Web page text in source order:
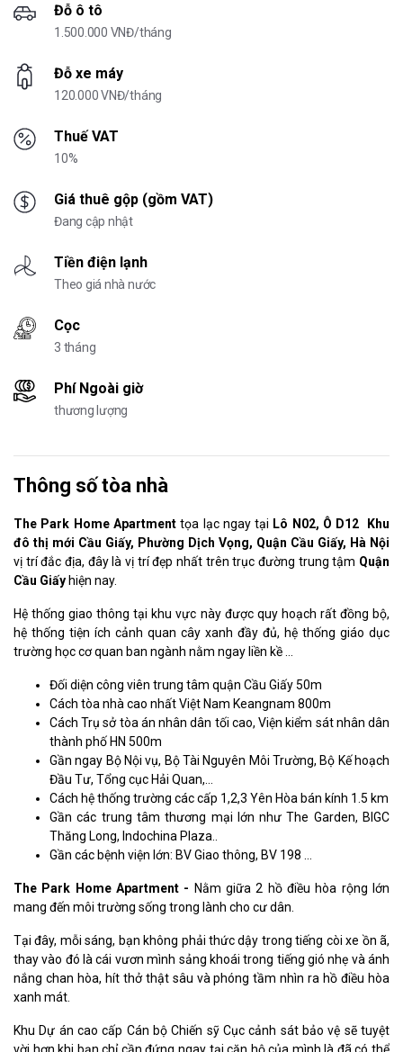
Đỗ ô tô
1.500.000 VNĐ/tháng
Đỗ xe máy
120.000 VNĐ/tháng
Thuế VAT
10%
Giá thuê gộp (gồm VAT)
Đang cập nhật
Tiền điện lạnh
Theo giá nhà nước
Cọc
3 tháng
Phí Ngoài giờ
thương lượng
Thông số tòa nhà
The Park Home Apartmenttọa lạc ngay tại Lô N02, Ô D12 Khu
đô thị mới Cầu Giấy, Phường Dịch Vọng, Quận Cầu Giấy, Hà Nội
vị trí đắc địa, đây là vị trí đẹp nhất trên trục đường trung tậm Quận
Cầu Giấy hiện nay.
Hệ thống giao thông tại khu vực này được quy hoạch rất đồng bộ,
hệ thống tiện ích cảnh quan cây xanh đầy đủ, hệ thống giáo dục
trường học cơ quan ban ngành nằm ngay liền kề …
Đối diện công viên trung tâm quận Cầu Giấy 50m
Cách tòa nhà cao nhất Việt Nam Keangnam 800m
Cách Trụ sở tòa án nhân dân tối cao, Viện kiểm sát nhân dân
thành phố HN 500m
Gần ngay Bộ Nội vụ, Bộ Tài Nguyên Môi Trường, Bộ Kế hoạch
Đầu Tư, Tổng cục Hải Quan,…
Cách hệ thống trường các cấp 1,2,3 Yên Hòa bán kính 1.5 km
Gần các trung tâm thương mại lớn như The Garden, BIGC
Thăng Long, Indochina Plaza..
Gần các bệnh viện lớn: BV Giao thông, BV 198 …
The Park Home Apartment - Nằm giữa 2 hồ điều hòa rộng lớn
mang đến môi trường sống trong lành cho cư dân.
Tại đây, mỗi sáng, bạn không phải thức dậy trong tiếng còi xe ồn ã,
thay vào đó là cái vươn mình sảng khoái trong tiếng gió nhẹ và ánh
nắng chan hòa, hít thở thật sâu và phóng tầm nhìn ra hồ điều hòa
xanh mát.
Khu Dự án cao cấp Cán bộ Chiến sỹ Cục cảnh sát bảo vệ sẽ tuyệt
vời hơn khi bạn chỉ cần đứng ngay tại căn hộ của mình là đã có thể